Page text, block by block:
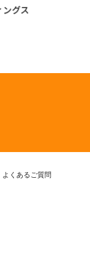
よくあるご質問